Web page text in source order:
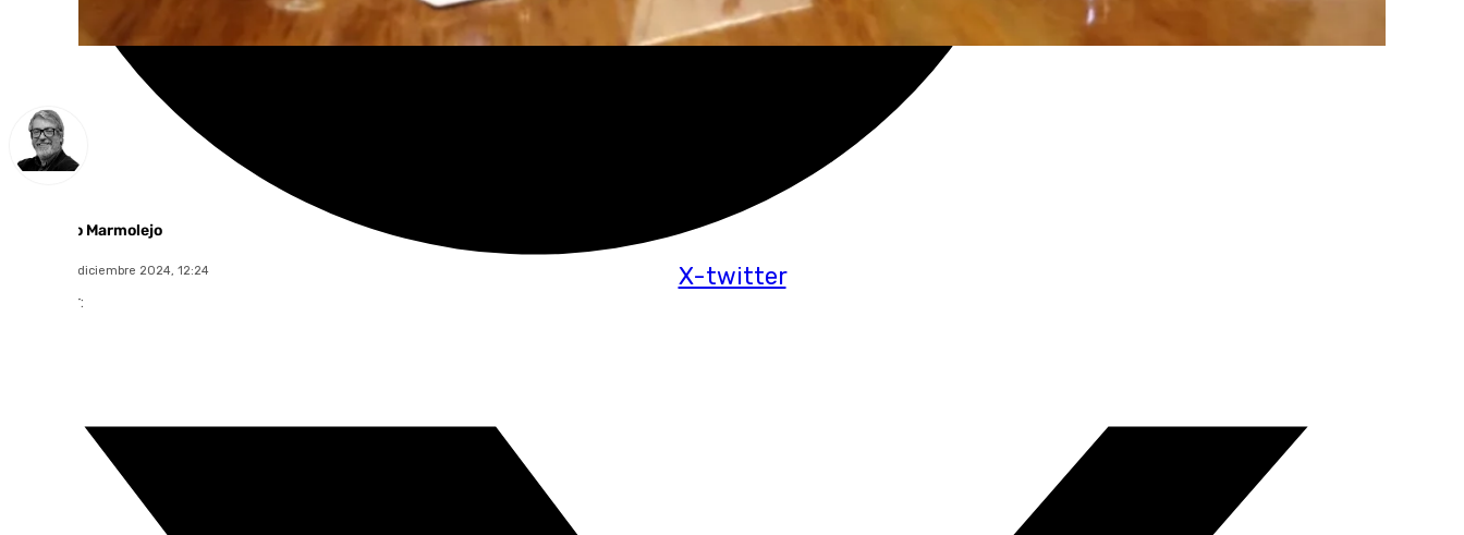
X-twitter
Francisco Marmolejo
domingo, 1 diciembre 2024, 12:24
Compartir: